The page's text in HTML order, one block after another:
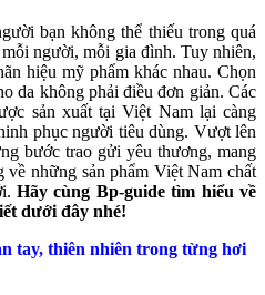
bạn không thể thiếu trong quá
người, mỗi gia đình. Tuy nhiên,
hiệu mỹ phẩm khác nhau. Chọn
da không phải điều đơn giản. Các
sản xuất tại Việt Nam lại càng
phục người tiêu dùng. Vượt lên
bước trao gửi yêu thương, mang
những sản phẩm Việt Nam chất
Hãy cùng Bp-guide tìm hiểu về
dưới đây nhé!
tay, thiên nhiên trong từng hơi